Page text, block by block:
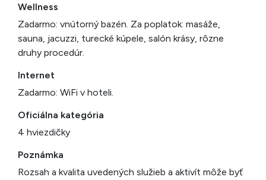
Wellness
Zadarmo: vnútorný bazén. Za poplatok: masáže,
sauna, jacuzzi, turecké kúpele, salón krásy, rôzne
druhy procedúr.
Internet
Zadarmo: WiFi v hoteli.
Oficiálna kategória
4 hviezdičky
Poznámka
Rozsah a kvalita uvedených služieb a aktivít môže byť